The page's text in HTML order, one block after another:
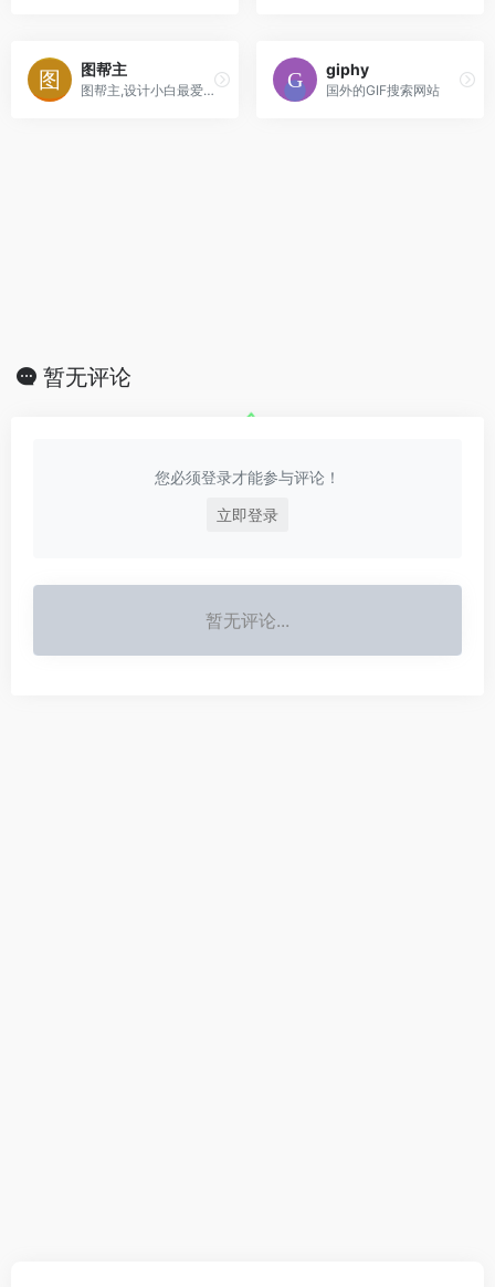
图帮主
图帮主,设计小白最爱的懒人设计神器。拖拉拽,秒出图,轻松搞定平面设计,
giphy
国外的GIF搜索网站
暂无评论
您必须登录才能参与评论！
立即登录
暂无评论...